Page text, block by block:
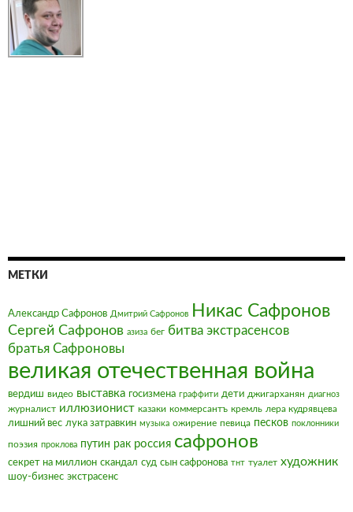
МЕТКИ
Александр Сафронов Дмитрий Сафронов Никас Сафронов
Сергей Сафронов азиза бег битва экстрасенсов
братья Сафроновы
великая отечественная война
вердиш видео выставка госизмена граффити дети джигарханян диагноз
журналист иллюзионист казаки коммерсантъ кремль лера кудрявцева
лишний вес лука затравкин музыка ожирение певица песков поклонники
поэзия проклова путин рак россия сафронов
секрет на миллион скандал суд сын сафронова тнт туалет художник
шоу-бизнес экстрасенс